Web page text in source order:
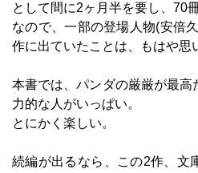
として間に2ヶ月半を要し、70
なので、一部の登場人物(安倍
作に出ていたことは、もはや思
本書では、パンダの厳厳が最
力的な人がいっぱい。
とにかく楽しい。
続編が出るなら、この2作、文